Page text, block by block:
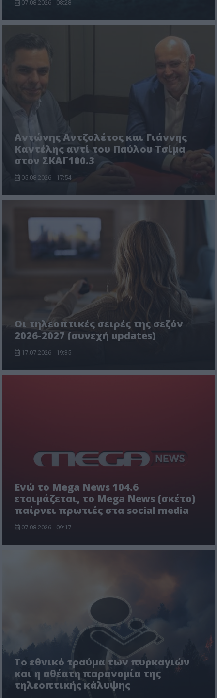
07.08.2026 - 08:28
Αντώνης Αντζολέτος και Γιάννης
Καντέλης αντί του Παύλου Τσίμα
στον ΣΚΑΪ 100.3
05.08.2026 - 17:54
Οι τηλεοπτικές σειρές της σεζόν
2026-2027 (συνεχή updates)
17.07.2026 - 19:35
Ενώ το Mega News 104.6
ετοιμάζεται, το Mega News (σκέτο)
παίρνει πρωτιές στα social media
07.08.2026 - 09:17
Το εθνικό τραύμα των πυρκαγιών
και η αθέατη παρανομία της
τηλεοπτικής κάλυψης